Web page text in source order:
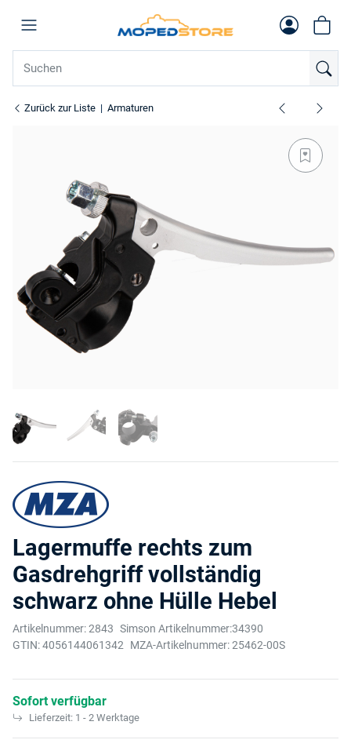
Zurück zur Liste Armaturen
Lagermuffe rechts zum
Gasdrehgriff vollständig
schwarz ohne Hülle Hebel
Artikelnummer:2843 Simson Artikelnummer:34390
GTIN:4056144061342 MZA-Artikelnummer:25462-00S
Sofort verfügbar
Lieferzeit: 1 - 2 Werktage